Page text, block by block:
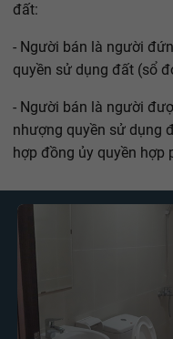
đất:
- Người bán là người
quyền sử dụng đất (sổ
- Người bán là người
nhượng quyền sử dụng
hợp đồng ủy quyền hợp